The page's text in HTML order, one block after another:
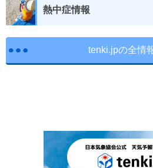
熱中症情報
tenki.jpの全情